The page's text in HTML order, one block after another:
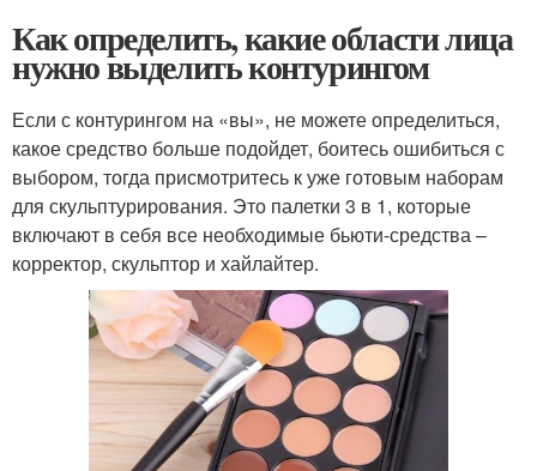
Как определить, какие области лица
нужно выделить контурингом
Если с контурингом на «вы», не можете определиться,
какое средство больше подойдет, боитесь ошибиться с
выбором, тогда присмотритесь к уже готовым наборам
для скульптурирования. Это палетки 3 в 1, которые
включают в себя все необходимые бьюти-средства –
корректор, скульптор и хайлайтер.